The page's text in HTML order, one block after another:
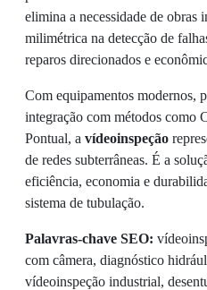
elimina a necessidade de obras
milimétrica na detecção de
reparos direcionados e
Com equipamentos modernos,
integração com métodos como
Pontual, a vídeoinspeção
de redes subterrâneas. É a
eficiência, economia e
sistema de tubulação.
Palavras-chave SEO:
com câmera, diagnóstico
vídeoinspeção industrial,